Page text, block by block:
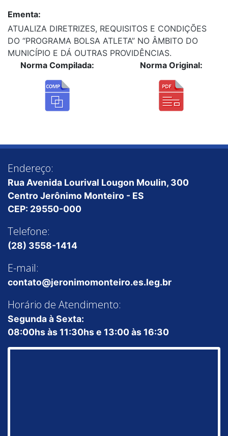
Ementa:
ATUALIZA DIRETRIZES, REQUISITOS E CONDIÇÕES
DO “PROGRAMA BOLSA ATLETA” NO ÂMBITO DO
MUNICÍPIO E DÁ OUTRAS PROVIDÊNCIAS.
Norma Compilada:
Norma Original:
Endereço:
Rua Avenida Lourival Lougon Moulin, 300
Centro Jerônimo Monteiro - ES
CEP: 29550-000
Telefone:
(28) 3558-1414
E-mail:
contato@jeronimomonteiro.es.leg.br
Horário de Atendimento:
Segunda à Sexta:
08:00hs às 11:30hs e 13:00 às 16:30